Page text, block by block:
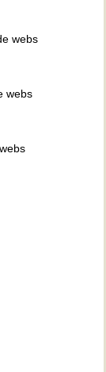
webs
webs